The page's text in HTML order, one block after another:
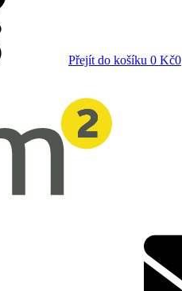
Přejít do košíku 0 Kč0